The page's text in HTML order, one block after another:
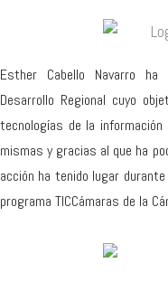
Esther Cabello Navarro
Desarrollo Regional cuyo
tecnologías de la
mismas y gracias al que ha
acción ha tenido lugar
programa TICCámaras de la